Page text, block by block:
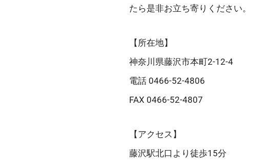
たら是非お立ち寄りください。
【所在地】
神奈川県藤沢市本町2-12-4
電話 0466-52-4806
FAX 0466-52-4807
【アクセス】
藤沢駅北口より徒歩15分